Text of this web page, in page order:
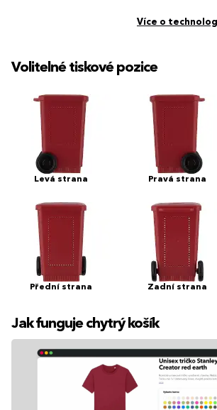
Více o
Volitelné tiskové pozice
Levá strana Pravá strana
Přední strana Zadní strana
Jak funguje chytrý košík